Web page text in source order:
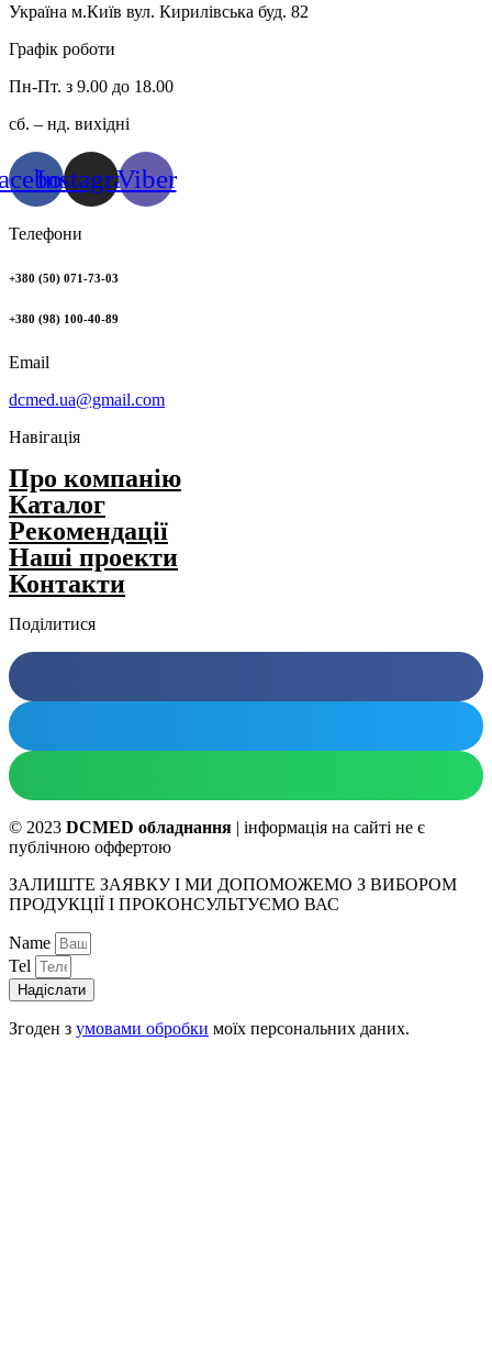
Україна м.Київ вул. Кирилівська буд. 82
Графік роботи
Пн-Пт. з 9.00 до 18.00
сб. – нд. вихідні
InstagramViber
Телефони
+380 (50) 071-73-03
+380 (98) 100-40-89
Email
dcmed.ua@gmail.com
Навігація
Про компанію
Каталог
Рекомендації
Нашi проекти
Контакти
Поділитися
© 2023 DCMED обладнання | інформація на сайті не є
публічною оффертою
ЗАЛИШТЕ ЗАЯВКУ І МИ ДОПОМОЖЕМО З ВИБОРОМ
ПРОДУКЦІЇ І ПРОКОНСУЛЬТУЄМО ВАС
Name
Tel
Надіслати
Згоден з умовами обробки моїх персональних даних.